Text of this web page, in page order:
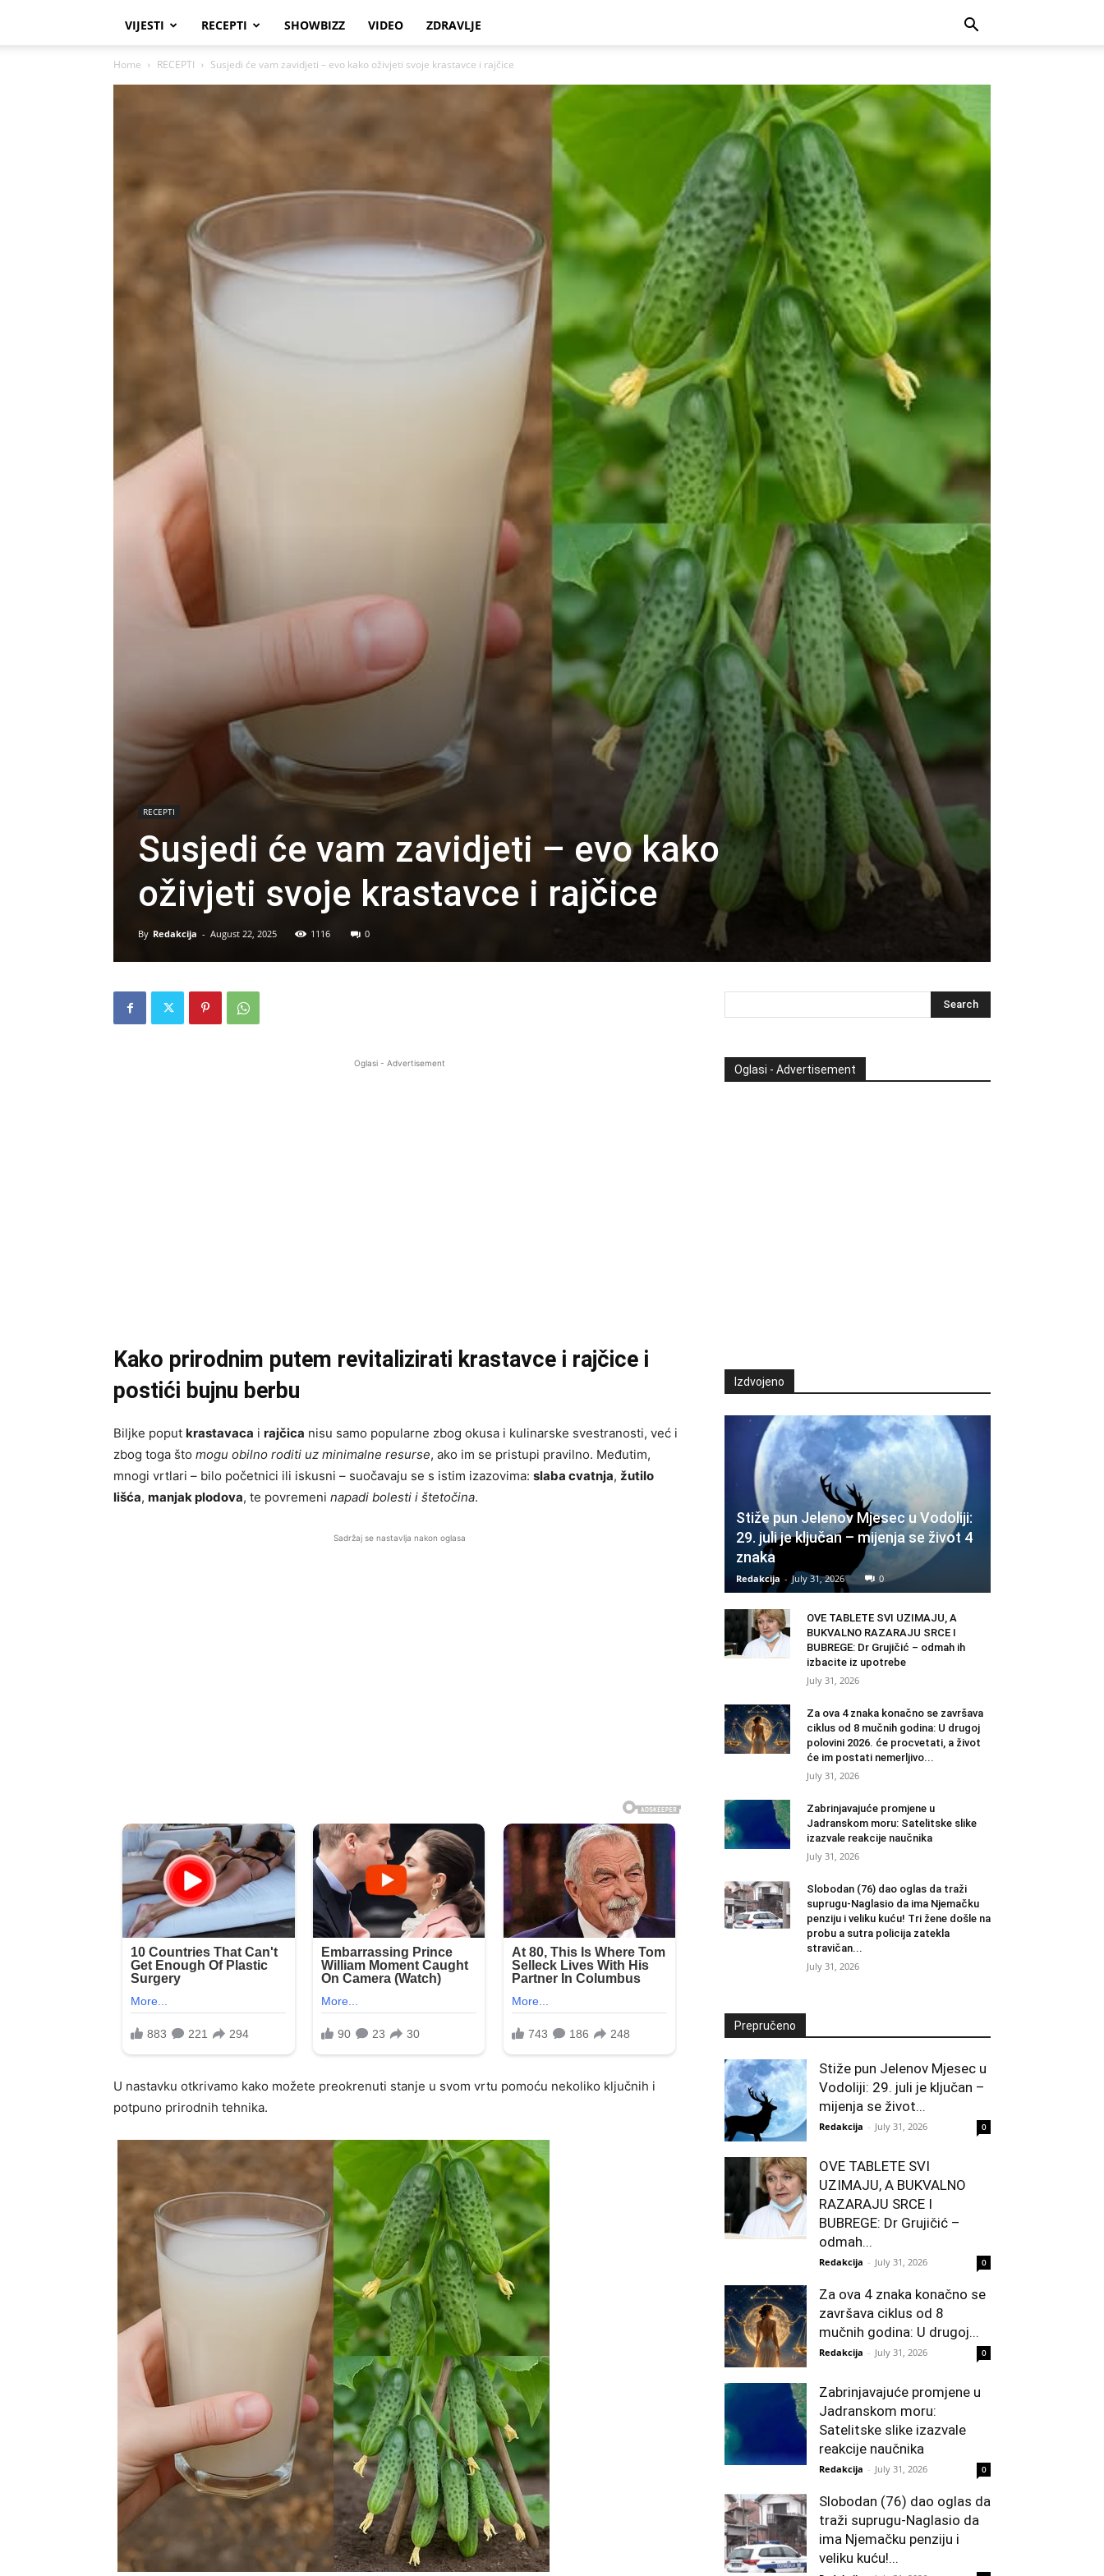
VIJESTI RECEPTI SHOWBIZZ VIDEO ZDRAVLJE
Home RECEPTI Susjedi će vam zavidjeti – evo kako oživjeti svoje krastavce i rajčice
RECEPTI
Susjedi će vam zavidjeti – evo kako
oživjeti svoje krastavce i rajčice
By Redakcija - August 22, 2025 1116 0
Oglasi - Advertisement
Kako prirodnim putem revitalizirati krastavce i rajčice i
postići bujnu berbu
Biljke poput krastavaca i rajčica nisu samo popularne zbog okusa i kulinarske svestranosti, već i
zbog toga što mogu obilno roditi uz minimalne resurse, ako im se pristupi pravilno. Međutim,
mnogi vrtlari – bilo početnici ili iskusni – suočavaju se s istim izazovima: slaba cvatnja, žutilo
lišća, manjak plodova, te povremeni napadi bolesti i štetočina.
Sadržaj se nastavlja nakon oglasa
U nastavku otkrivamo kako možete preokrenuti stanje u svom vrtu pomoću nekoliko ključnih i
potpuno prirodnih tehnika.
Oglasi - Advertisement
Izdvojeno
Stiže pun Jelenov Mjesec u Vodoliji:
29. juli je ključan – mijenja se život 4
znaka
Redakcija - July 31, 2026 0
OVE TABLETE SVI UZIMAJU, A
BUKVALNO RAZARAJU SRCE I
BUBREGE: Dr Grujičić – odmah ih
izbacite iz upotrebe
July 31, 2026
Za ova 4 znaka konačno se završava
ciklus od 8 mučnih godina: U drugoj
polovini 2026. će procvetati, a život
će im postati nemerljivo...
July 31, 2026
Zabrinjavajuće promjene u
Jadranskom moru: Satelitske slike
izazvale reakcije naučnika
July 31, 2026
Slobodan (76) dao oglas da traži
suprugu-Naglasio da ima Njemačku
penziju i veliku kuću! Tri žene došle na
probu a sutra policija zatekla
stravičan...
July 31, 2026
Prepručeno
Stiže pun Jelenov Mjesec u
Vodoliji: 29. juli je ključan –
mijenja se život...
Redakcija - July 31, 2026 0
OVE TABLETE SVI
UZIMAJU, A BUKVALNO
RAZARAJU SRCE I
BUBREGE: Dr Grujičić –
odmah...
Redakcija - July 31, 2026 0
Za ova 4 znaka konačno se
završava ciklus od 8
mučnih godina: U drugoj...
Redakcija - July 31, 2026 0
Zabrinjavajuće promjene u
Jadranskom moru:
Satelitske slike izazvale
reakcije naučnika
Redakcija - July 31, 2026 0
Slobodan (76) dao oglas da
traži suprugu-Naglasio da
ima Njemačku penziju i
veliku kuću!...